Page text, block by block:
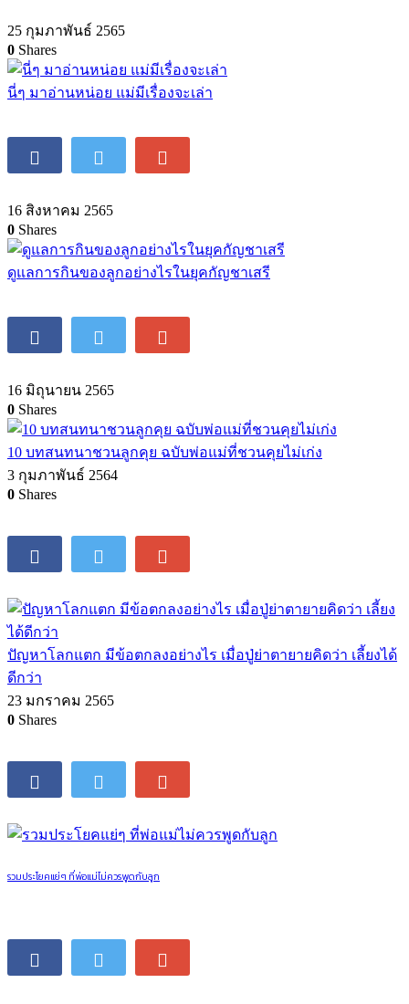
25 กุมภาพันธ์ 2565
0 Shares
นี่ๆ มาอ่านหน่อย แม่มีเรื่องจะเล่า
16 สิงหาคม 2565
0 Shares
ดูแลการกินของลูกอย่างไรในยุคกัญชาเสรี
16 มิถุนายน 2565
0 Shares
10 บทสนทนาชวนลูกคุย ฉบับพ่อแม่ที่ชวนคุยไม่เก่ง
3 กุมภาพันธ์ 2564
0 Shares
ปัญหาโลกแตก มีข้อตกลงอย่างไร เมื่อปู่ย่าตายายคิดว่า เลี้ยงได้
ดีกว่า
23 มกราคม 2565
0 Shares
รวมประโยคแย่ๆ ที่พ่อแม่ไม่ควรพูดกับลูก